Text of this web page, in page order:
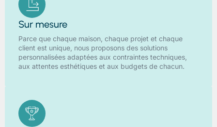
Sur mesure
Parce que chaque maison, chaque projet et chaque
client est unique, nous proposons des solutions
personnalisées adaptées aux contraintes techniques,
aux attentes esthétiques et aux budgets de chacun.